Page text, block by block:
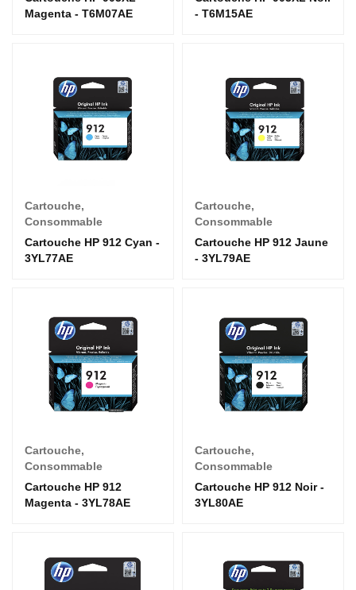
Magenta - T6M07AE
- T6M15AE
Cartouche,
Consommable
Cartouche HP 912 Cyan -
3YL77AE
Cartouche,
Consommable
Cartouche HP 912 Jaune
- 3YL79AE
Cartouche,
Consommable
Cartouche HP 912
Magenta - 3YL78AE
Cartouche,
Consommable
Cartouche HP 912 Noir -
3YL80AE